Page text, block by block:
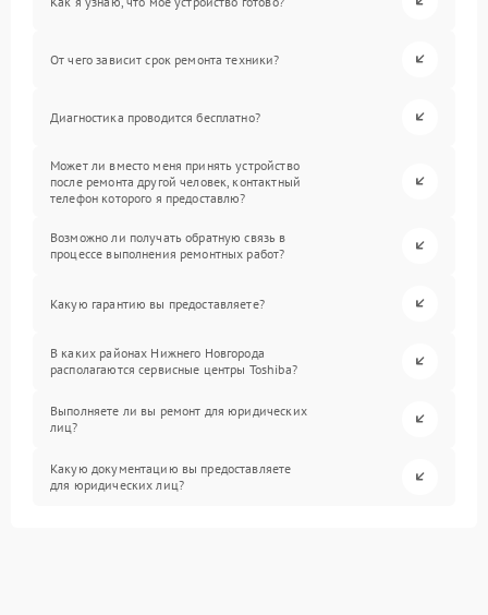
От чего зависит срок ремонта техники?
Диагностика проводится бесплатно?
Может ли вместо меня принять устройство
после ремонта другой человек, контактный
телефон которого я предоставлю?
Возможно ли получать обратную связь в
процессе выполнения ремонтных работ?
Какую гарантию вы предоставляете?
В каких районах Нижнего Новгорода
располагаются сервисные центры Toshiba?
Выполняете ли вы ремонт для юридических
лиц?
Какую документацию вы предоставляете
для юридических лиц?